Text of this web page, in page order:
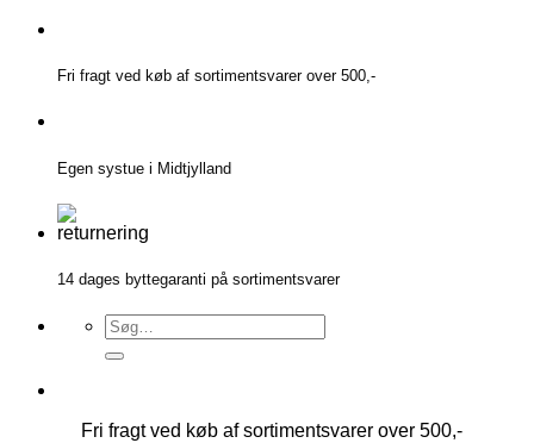
Fortsæt
indholdFri fragt ved køb af sortimentsvarer over 500,-
Egen systue i Midtjylland
14 dages byttegaranti på sortimentsvarer
Søg
efter:
Fri fragt ved køb af sortimentsvarer over 500,-